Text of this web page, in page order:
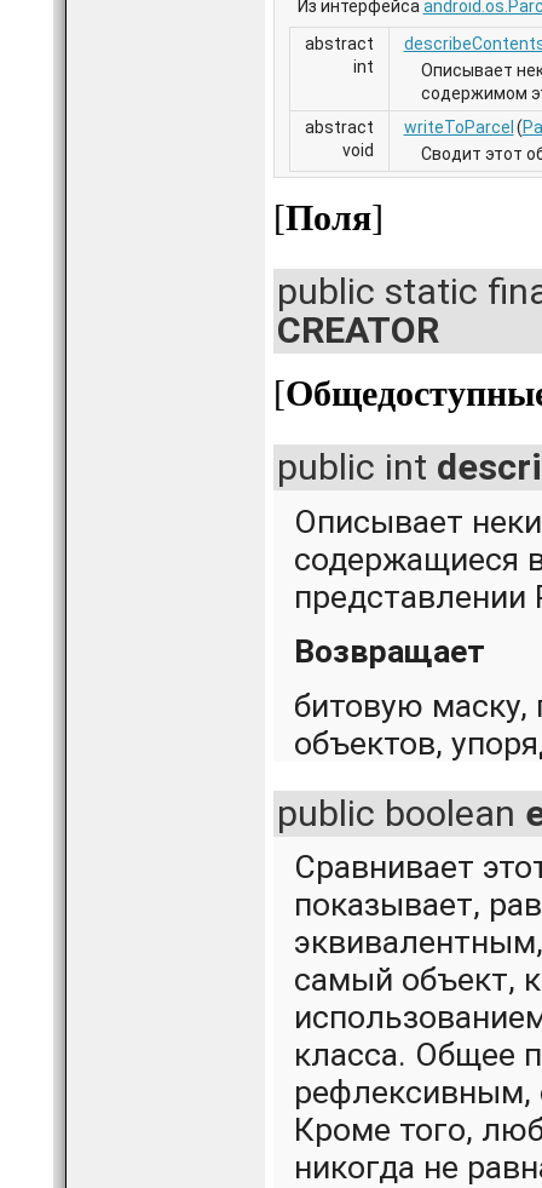
Из интерфейса
abstract
int
Описывает
содержимом
abstract
void
writeToParcel(
Сводит этот
[Поля]
public static
CREATOR
[
public int
Описывает
содержащиеся
представлении
Возвращает
битовую
объектов,
public boolean
Сравнивает
показывает,
самый объект,
класса. Общее
Кроме того,
никогда не